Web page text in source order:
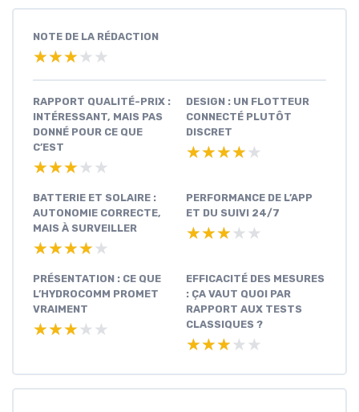
NOTE DE LA RÉDACTION
★★★★★
★★★★★
RAPPORT QUALITÉ-PRIX :
INTÉRESSANT, MAIS PAS
DONNÉ POUR CE QUE
C’EST
★★★★★
★★★★★
DESIGN : UN FLOTTEUR
CONNECTÉ PLUTÔT
DISCRET
★★★★★
★★★★★
BATTERIE ET SOLAIRE :
AUTONOMIE CORRECTE,
MAIS À SURVEILLER
★★★★★
★★★★★
PERFORMANCE DE L’APP
ET DU SUIVI 24/7
★★★★★
★★★★★
PRÉSENTATION : CE QUE
L’HYDROCOMM PROMET
VRAIMENT
★★★★★
★★★★★
EFFICACITÉ DES MESURES
: ÇA VAUT QUOI PAR
RAPPORT AUX TESTS
CLASSIQUES ?
★★★★★
★★★★★